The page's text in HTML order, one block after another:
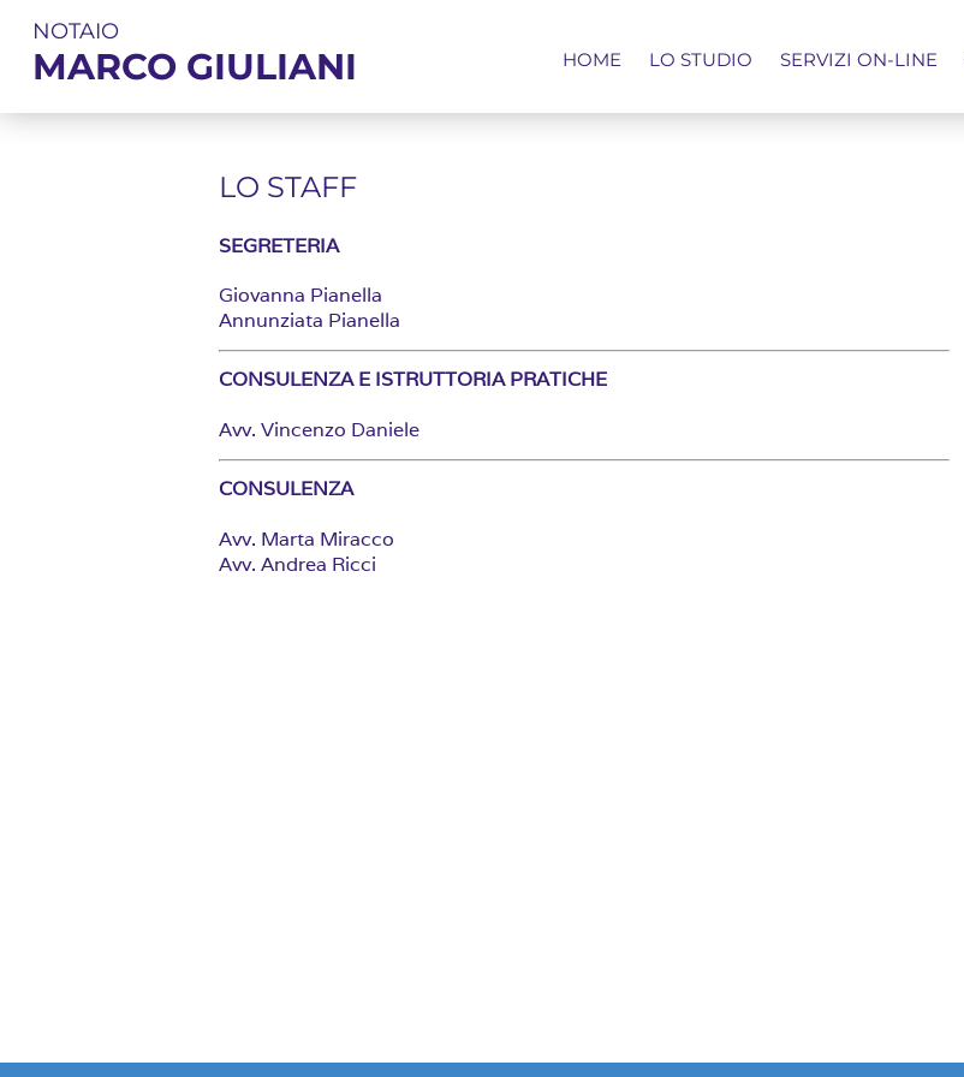
NOTAIO
MARCO GIULIANI HOME LO STUDIO SERVIZI ON-LINE
LO STAFF
SEGRETERIA
Giovanna Pianella
Annunziata Pianella
CONSULENZA E ISTRUTTORIA PRATICHE
Avv. Vincenzo Daniele
CONSULENZA
Avv. Marta Miracco
Avv. Andrea Ricci